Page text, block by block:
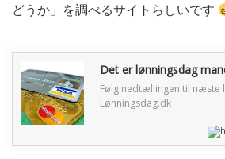
どうか」を調べるサイトらしいです
Det er lønningsdag
Følg nedtællingen til næste
Lønningsdag.dk